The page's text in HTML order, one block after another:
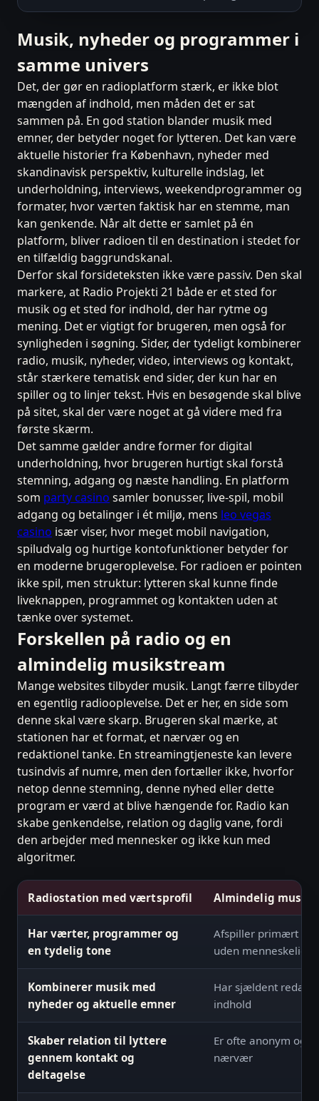
Musik, nyheder og programmer i
samme univers
Det, der gør en radioplatform stærk, er ikke blot
mængden af indhold, men måden det er sat
sammen på. En god station blander musik med
emner, der betyder noget for lytteren. Det kan være
aktuelle historier fra København, nyheder med
skandinavisk perspektiv, kulturelle indslag, let
underholdning, interviews, weekendprogrammer og
formater, hvor værten faktisk har en stemme, man
kan genkende. Når alt dette er samlet på én
platform, bliver radioen til en destination i stedet for
en tilfældig baggrundskanal.
Derfor skal forsideteksten ikke være passiv. Den skal
markere, at Radio Projekti 21 både er et sted for
musik og et sted for indhold, der har rytme og
mening. Det er vigtigt for brugeren, men også for
synligheden i søgning. Sider, der tydeligt kombinerer
radio, musik, nyheder, video, interviews og kontakt,
står stærkere tematisk end sider, der kun har en
spiller og to linjer tekst. Hvis en besøgende skal blive
på sitet, skal der være noget at gå videre med fra
første skærm.
Det samme gælder andre former for digital
underholdning, hvor brugeren hurtigt skal forstå
stemning, adgang og næste handling. En platform
som party casino samler bonusser, live-spil, mobil
adgang og betalinger i ét miljø, mens leo vegas
casino især viser, hvor meget mobil navigation,
spiludvalg og hurtige kontofunktioner betyder for
en moderne brugeroplevelse. For radioen er pointen
ikke spil, men struktur: lytteren skal kunne finde
liveknappen, programmet og kontakten uden at
tænke over systemet.
Forskellen på radio og en
almindelig musikstream
Mange websites tilbyder musik. Langt færre tilbyder
en egentlig radiooplevelse. Det er her, en side som
denne skal være skarp. Brugeren skal mærke, at
stationen har et format, et nærvær og en
redaktionel tanke. En streamingtjeneste kan levere
tusindvis af numre, men den fortæller ikke, hvorfor
netop denne stemning, denne nyhed eller dette
program er værd at blive hængende for. Radio kan
skabe genkendelse, relation og daglig vane, fordi
den arbejder med mennesker og ikke kun med
algoritmer.
Radiostation med værtsprofil Almindelig
Har værter, programmer og
en tydelig tone
Afspiller primært
uden menneskelig
Kombinerer musik med
nyheder og aktuelle emner
Har sjældent
indhold
Skaber relation til lyttere
gennem kontakt og
deltagelse
Er ofte anonym og
nærvær